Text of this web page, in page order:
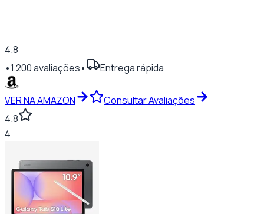
4.8
•1.200avaliações• Entrega rápida
VER NA AMAZON
Consultar Avaliações
4.8
4